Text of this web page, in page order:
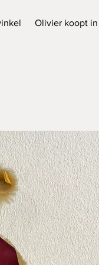
Olivier koopt in